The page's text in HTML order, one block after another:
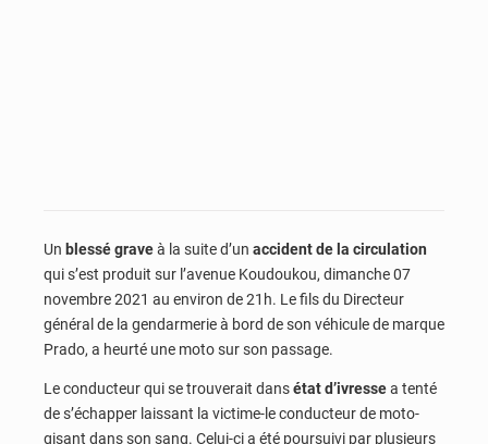
Un blessé graveà la suite d’un accident de la circulation
qui s’est produit sur l’avenue Koudoukou, dimanche 07
novembre 2021 au environ de 21h. Le fils du Directeur
général de la gendarmerie à bord de son véhicule de marque
Prado, a heurté une moto sur son passage.
Le conducteur qui se trouverait dansétat d’ivressea tenté
de s’échapper laissant la victime-le conducteur de moto-
gisant dans son sang. Celui-ci a été poursuivi par plusieurs